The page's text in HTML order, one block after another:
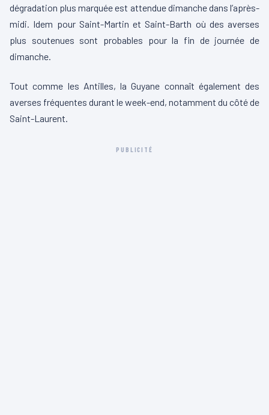
dégradation plus marquée est attendue dimanche dans l’après-
midi. Idem pour Saint-Martin et Saint-Barth où des averses
plus soutenues sont probables pour la fin de journée de
dimanche.
Tout comme les Antilles, la Guyane connaît également des
averses fréquentes durant le week-end, notamment du côté de
Saint-Laurent.
PUBLICITÉ